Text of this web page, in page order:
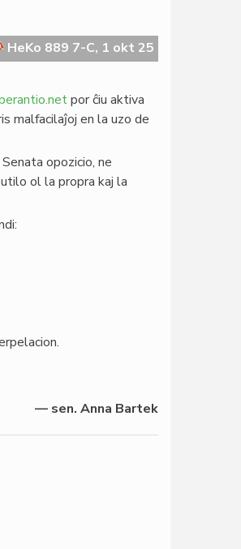
HeKo 889 7-C, 1 okt 25
por ĉiu aktiva
malfacilaĵoj en la uzo de
opozicio, ne
ol la propra kaj la
— sen. Anna Bartek